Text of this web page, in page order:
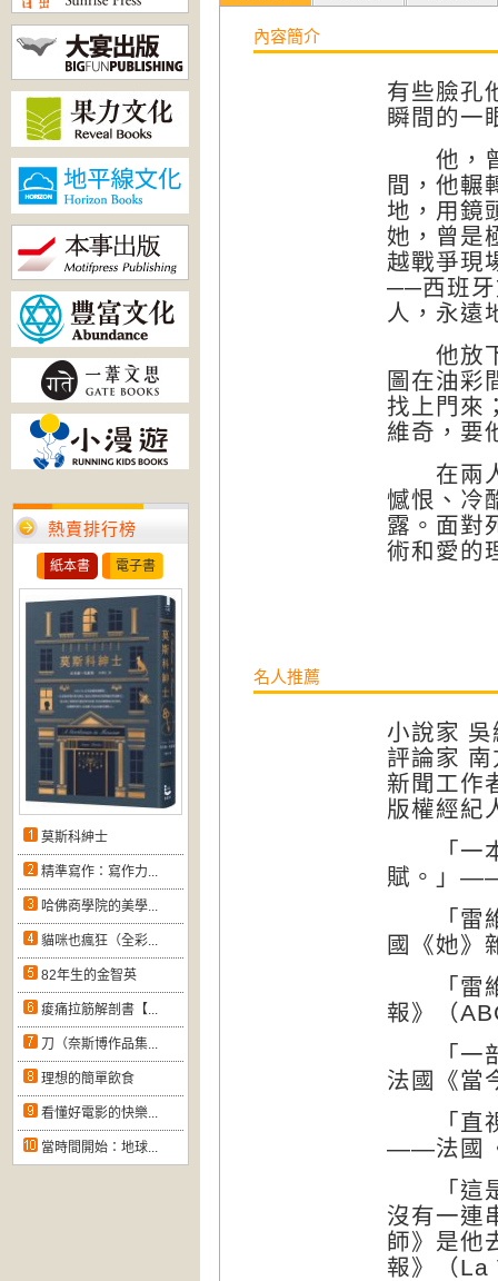
熱賣排行榜
紙本書 電子書
莫斯科紳士
精準寫作：寫作力...
哈佛商學院的美學...
貓咪也瘋狂（全彩...
82年生的金智英
痠痛拉筋解剖書【...
刀（奈斯博作品集...
理想的簡單飲食
看懂好電影的快樂...
當時間開始：地球...
內容簡介
有些臉孔
瞬間的一
他，曾
間，他輾
地，用鏡
她，曾是
越戰爭現
──西班牙
人，永遠
他放下
圖在油彩
找上門來
維奇，要
在兩人
憾恨、冷
露。面對
術和愛的
名人推薦
小說家
評論家
新聞工作
版權經
「一本
賦。」
「雷維
國《她》
「雷維
報》（
「一部
法國《當
「直視
——法國
「這是
沒有一連
師》是他
報》（La